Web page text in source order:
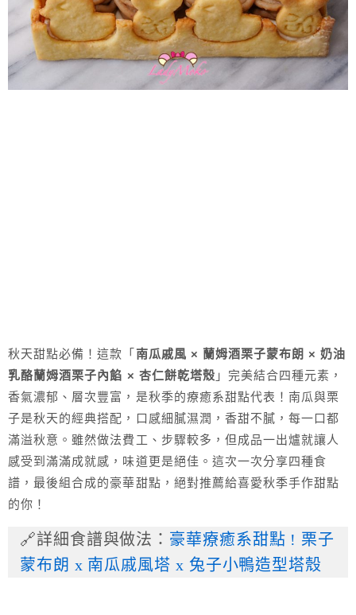
秋天甜點必備！這款「 南瓜戚風 × 蘭姆酒栗子蒙布朗 × 奶油
乳酪蘭姆酒栗子內餡 × 杏仁餅乾塔殼 」完美結合四種元素，
香氣濃郁、層次豐富，是秋季的療癒系甜點代表！南瓜與栗
子是秋天的經典搭配，口感細膩濕潤，香甜不膩，每一口都
滿溢秋意。雖然做法費工、步驟較多，但成品一出爐就讓人
感受到滿滿成就感，味道更是絕佳。這次一次分享四種食
譜，最後組合成的豪華甜點，絕對推薦給喜愛秋季手作甜點
的你！
🔗詳細食譜與做法： 豪華療癒系甜點 ! 栗子
蒙布朗 x 南瓜戚風塔 x 兔子小鴨造型塔殼